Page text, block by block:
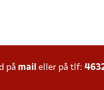
på mail eller på tlf: